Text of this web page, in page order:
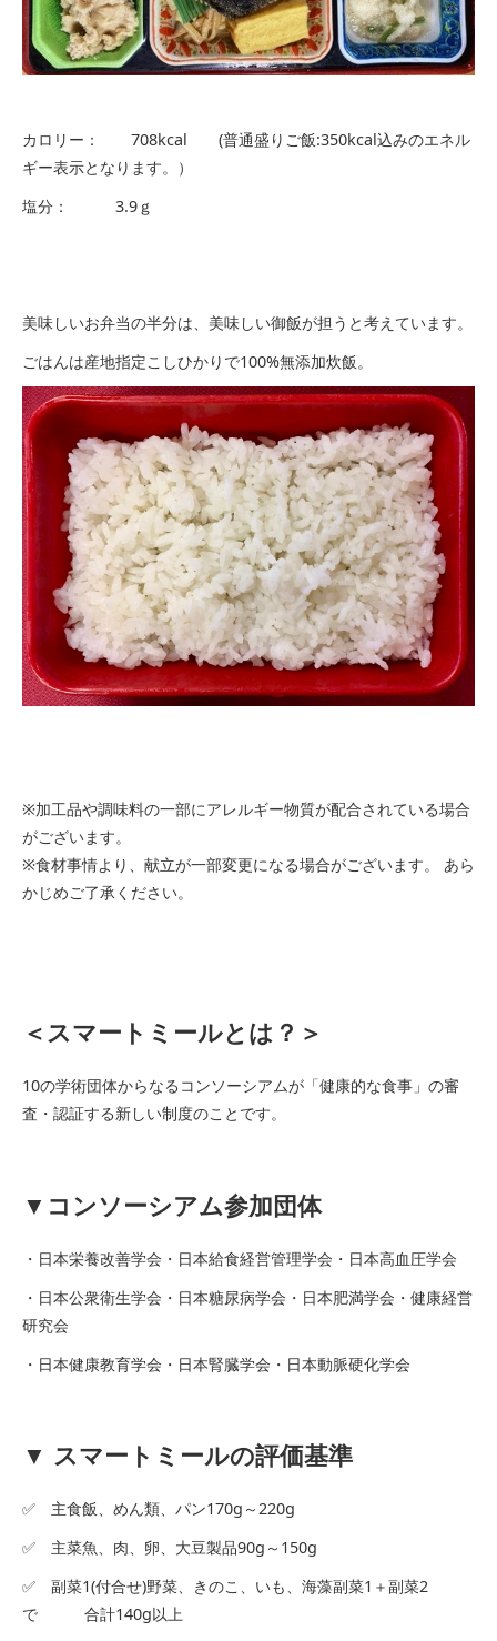
カロリー： 708kcal (普通盛りご飯:350kcal込みのエネル
ギー表示となります。）
塩分： 3.9ｇ
美味しいお弁当の半分は、美味しい御飯が担うと考えています。
ごはんは産地指定こしひかりで100%無添加炊飯。
※加工品や調味料の一部にアレルギー物質が配合されている場合
がございます。
※食材事情より、献立が一部変更になる場合がございます。 あら
かじめご了承ください。
＜スマートミールとは？＞
10の学術団体からなるコンソーシアムが「健康的な食事」の審
査・認証する新しい制度のことです。
▼コンソーシアム参加団体
・日本栄養改善学会・日本給食経営管理学会・日本高血圧学会
・日本公衆衛生学会・日本糖尿病学会・日本肥満学会・健康経営
研究会
・日本健康教育学会・日本腎臓学会・日本動脈硬化学会
▼ スマートミールの評価基準
✅ 主食飯、めん類、パン170g～220g
✅ 主菜魚、肉、卵、大豆製品90g～150g
✅ 副菜1(付合せ)野菜、きのこ、いも、海藻副菜1＋副菜2
で 合計140g以上